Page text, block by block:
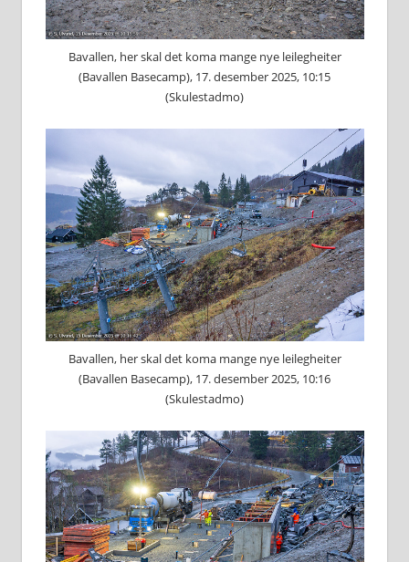
Bavallen, her skal det koma mange nye leilegheiter
(Bavallen Basecamp), 17. desember 2025, 10:15
(Skulestadmo)
Bavallen, her skal det koma mange nye leilegheiter
(Bavallen Basecamp), 17. desember 2025, 10:16
(Skulestadmo)